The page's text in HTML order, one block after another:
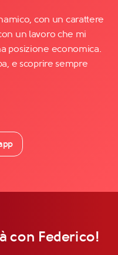
con un carattere
un lavoro che mi
posizione economica.
e scoprire sempre
con Federico!